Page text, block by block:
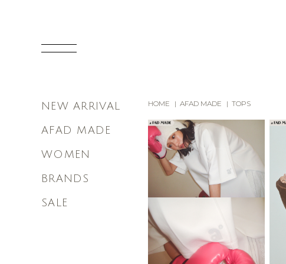
NEW ARRIVAL
AFAD MADE
WOMEN
BRANDS
SALE
HOME AFAD MADE TOPS